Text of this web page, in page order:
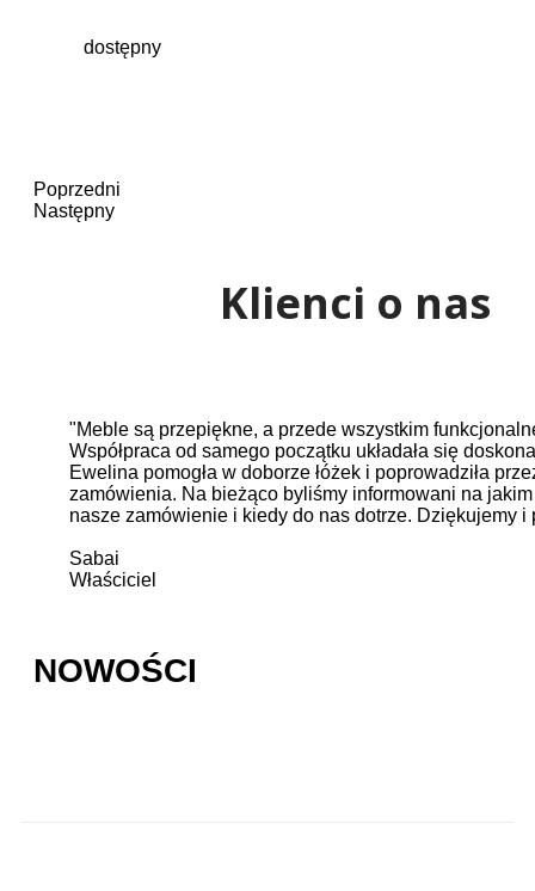
dostępny
Poprzedni
Następny
Klienci o nas
"Meble są przepiękne, a przede wszystkim
Współpraca od samego początku układała się
Ewelina pomogła w doborze łóżek i poprowadziła
zamówienia. Na bieżąco byliśmy informowani na
nasze zamówienie i kiedy do nas dotrze. Dziękujemy i
Sabai
Właściciel
NOWOŚCI